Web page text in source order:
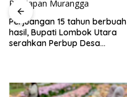
Perjuangan 15 tahun berbuah
hasil, Bupati Lombok Utara
serahkan Perbup Desa